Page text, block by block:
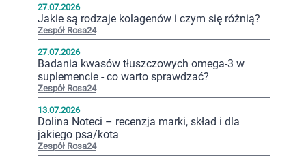
27.07.2026
Jakie są rodzaje kolagenów i czym się różnią?
Zespół Rosa24
27.07.2026
Badania kwasów tłuszczowych omega-3 w
suplemencie - co warto sprawdzać?
Zespół Rosa24
13.07.2026
Dolina Noteci – recenzja marki, skład i dla
jakiego psa/kota
Zespół Rosa24